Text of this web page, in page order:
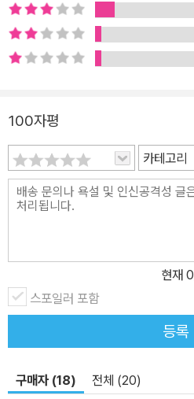
100자평
카테고리
현재 0
스포일러 포함
등록
구매자 (18) 전체 (20)